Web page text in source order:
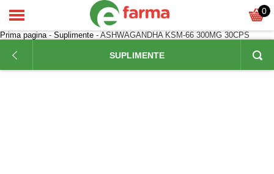
0
Prima pagina- Suplimente - ASHWAGANDHA KSM-66 300MG 30CPS
SUPLIMENTE